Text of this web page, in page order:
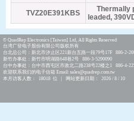
TVZ20E391KBS
Thermally
leaded,
© QuadRep Electronics [Taiwan] Ltd, All Rights Reserved
台湾广登电子股份有限公司版权所有
台北总公司：新北市汐止区221新台五路一段79号17F 886-2-
新竹办事处：新竹市明湖路648巷2号 886-3-5290090
台中办事处：台中市西屯区市政北二路238号22楼之1 886-4-
欢迎联系我们的电子信箱 Email: sales@quadrep.com.tw
本月访客人数： 18018 位 | 网站更新日期： 2026 / 8 / 10